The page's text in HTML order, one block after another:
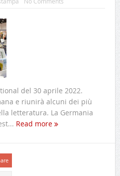
del 30 aprile 2022.
e riunirà alcuni dei più
letteratura. La Germania
Read more